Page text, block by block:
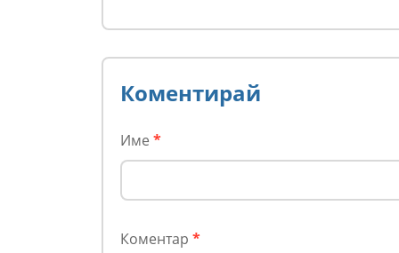
ЕС
Коментирай
Име *
Коментар *